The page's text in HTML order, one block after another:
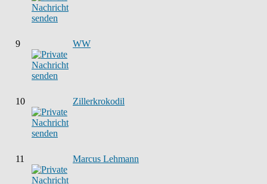
9 WW
10 Zillerkrokodil
11 Marcus Lehmann